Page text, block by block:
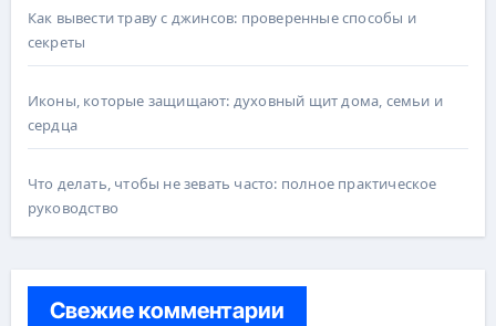
Как вывести траву с джинсов: проверенные способы и
секреты
Иконы, которые защищают: духовный щит дома, семьи и
сердца
Что делать, чтобы не зевать часто: полное практическое
руководство
Свежие комментарии